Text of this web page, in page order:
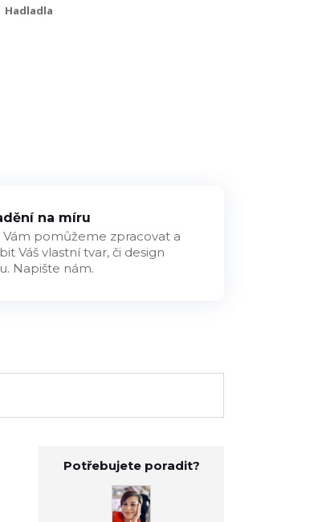
Hadladla
na míru
Vám pomůžeme zpracovat a
Váš vlastní tvar, či design
Napište nám.
Potřebujete poradit?